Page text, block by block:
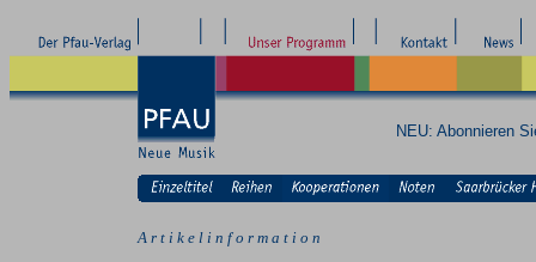
NEU: Abonnieren
A r t i k e l i n f o r m a t i o n